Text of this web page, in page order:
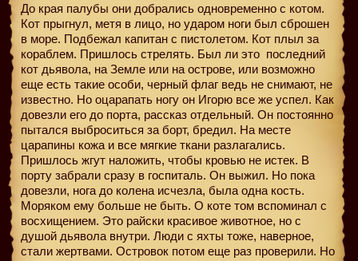
До края палубы они добрались одновременно с котом.
Кот прыгнул, метя в лицо, но ударом ноги был сброшен
в море. Подбежал капитан с пистолетом. Кот плыл за
кораблем. Пришлось стрелять. Был ли это последний
кот дьявола, на Земле или на острове, или возможно
еще есть такие особи, черный флаг ведь не снимают, не
известно. Но оцарапать ногу он Игорю все же успел. Как
довезли его до порта, рассказ отдельный. Он постоянно
пытался выброситься за борт, бредил. На месте
царапины кожа и все мягкие ткани разлагались.
Пришлось жгут наложить, чтобы кровью не истек. В
порту забрали сразу в госпиталь. Он выжил. Но пока
довезли, нога до колена исчезла, была одна кость.
Моряком ему больше не быть. О коте том вспоминал с
восхищением. Это райски красивое животное, но с
душой дьявола внутри. Люди с яхты тоже, наверное,
стали жертвами. Островок потом еще раз проверили. Но